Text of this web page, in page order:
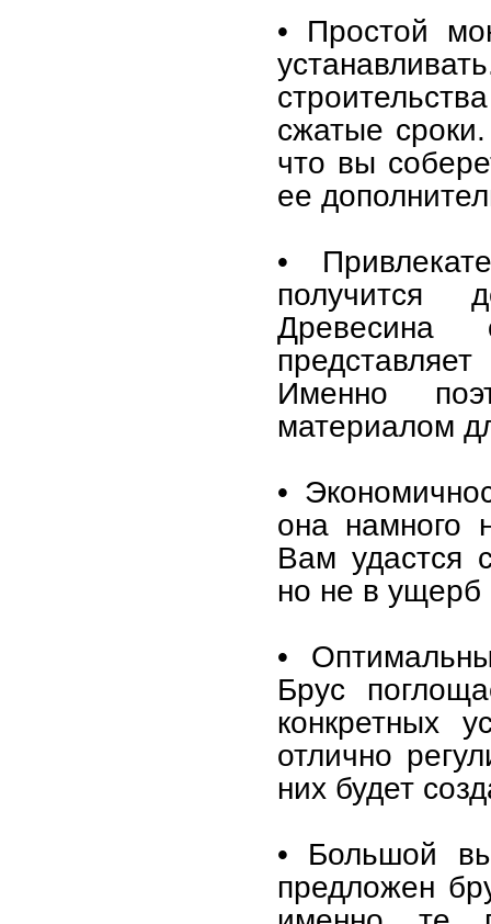
• Простой
сжатые
что вы
ее
•
получится
Древесина
Именно
материалом
•
она намного
Вам удастся
но не в ущерб
•
Брус
конкретных
отлично
них будет
• Большой
предложен